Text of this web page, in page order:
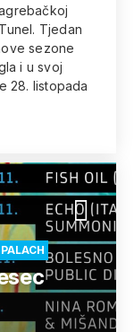
Tjedan
sezone
i u svoj
28. listopada